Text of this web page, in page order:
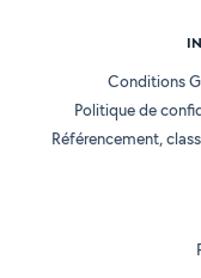
Conditions
Politique de
Référencement,